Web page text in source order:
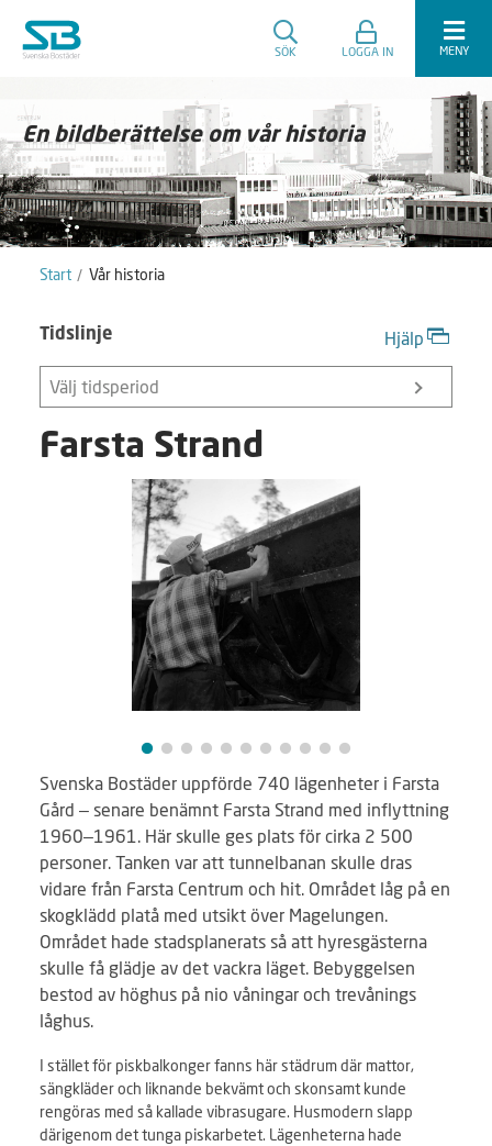
SÖK LOGGA IN MENY
En bildberättelse om vår historia
Start Vår historia
Hjälp
Tidslinje
Välj tidsperiod
Farsta Strand
Svenska Bostäder uppförde 740 lägenheter i Farsta
Gård – senare benämnt Farsta Strand med inflyttning
1960–1961. Här skulle ges plats för cirka 2 500
personer. Tanken var att tunnelbanan skulle dras
vidare från Farsta Centrum och hit. Området låg på en
skogklädd platå med utsikt över Magelungen.
Området hade stadsplanerats så att hyresgästerna
skulle få glädje av det vackra läget. Bebyggelsen
bestod av höghus på nio våningar och trevånings
låghus.
I stället för piskbalkonger fanns här städrum där mattor,
sängkläder och liknande bekvämt och skonsamt kunde
rengöras med så kallade vibrasugare. Husmodern slapp
därigenom det tunga piskarbetet. Lägenheterna hade